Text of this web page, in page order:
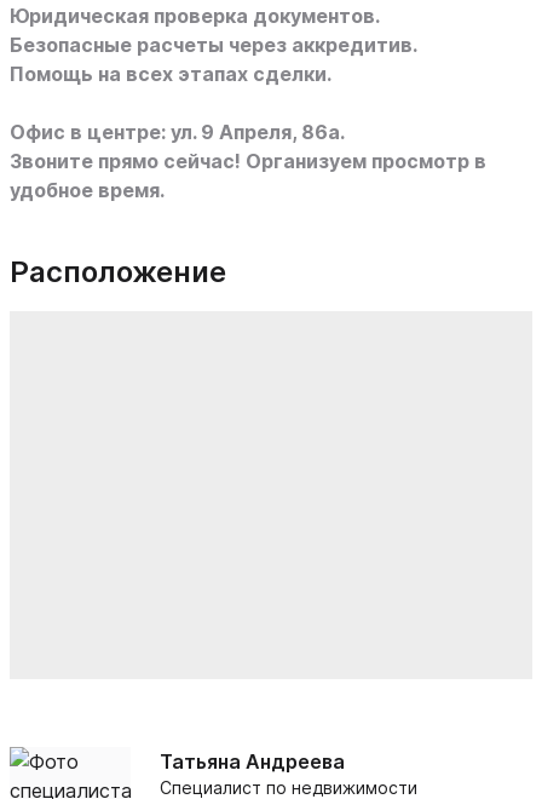
Юридическая проверка документов.
Безопасные расчеты через аккредитив.
Помощь на всех этапах сделки.
Офис в центре: ул. 9 Апреля, 86а.
Звоните прямо сейчас! Организуем просмотр в
удобное время.
Расположение
Татьяна Андреева
Специалист по недвижимости